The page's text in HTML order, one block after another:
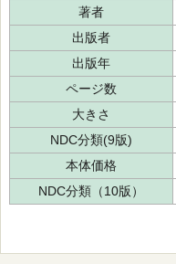
著者
出版者
出版年
ページ数
大きさ
NDC分類(9版)
本体価格
NDC分類（10版）